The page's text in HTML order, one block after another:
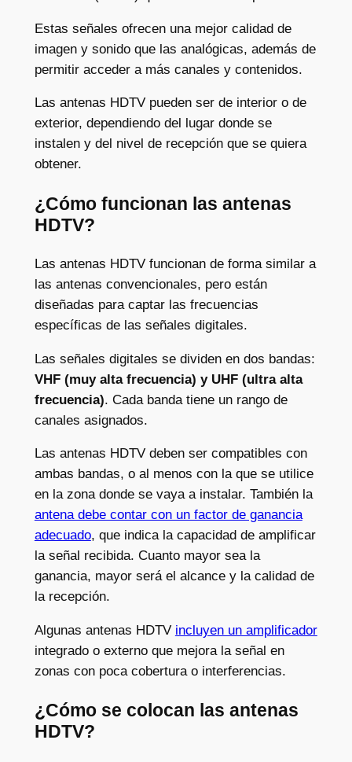
Estas señales ofrecen una mejor calidad de
imagen y sonido que las analógicas, además de
permitir acceder a más canales y contenidos.
Las antenas HDTV pueden ser de interior o de
exterior, dependiendo del lugar donde se
instalen y del nivel de recepción que se quiera
obtener.
¿Cómo funcionan las antenas
HDTV?
Las antenas HDTV funcionan de forma similar a
las antenas convencionales, pero están
diseñadas para captar las frecuencias
específicas de las señales digitales.
Las señales digitales se dividen en dos bandas:
VHF (muy alta frecuencia) y UHF (ultra alta
frecuencia). Cada banda tiene un rango de
canales asignados.
Las antenas HDTV deben ser compatibles con
ambas bandas, o al menos con la que se utilice
en la zona donde se vaya a instalar. También la
antena debe contar con un factor de ganancia
adecuado, que indica la capacidad de amplificar
la señal recibida. Cuanto mayor sea la
ganancia, mayor será el alcance y la calidad de
la recepción.
Algunas antenas HDTV incluyen un amplificador
integrado o externo que mejora la señal en
zonas con poca cobertura o interferencias.
¿Cómo se colocan las antenas
HDTV?